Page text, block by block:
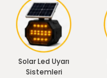
Solar Led Uyarı
Sistemleri